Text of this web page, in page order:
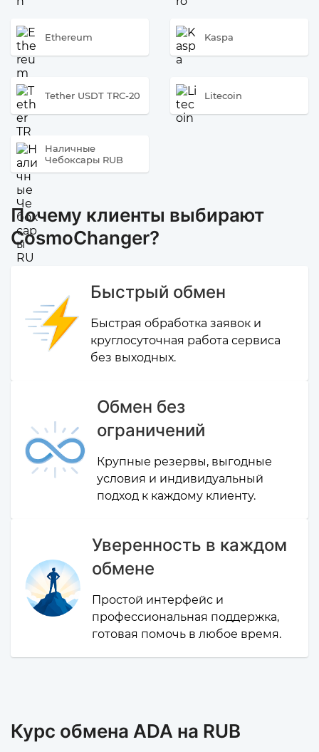
Ethereum Kaspa
Tether USDT TRC-20 Litecoin
Наличные
Чебоксары RUB
Почему клиенты выбирают
CosmoChanger?
Быстрый обмен
Быстрая обработка заявок и
круглосуточная работа сервиса
без выходных.
Обмен без
ограничений
Крупные резервы, выгодные
условия и индивидуальный
подход к каждому клиенту.
Уверенность в каждом
обмене
Простой интерфейс и
профессиональная поддержка,
готовая помочь в любое время.
Курс обмена ADA на RUB